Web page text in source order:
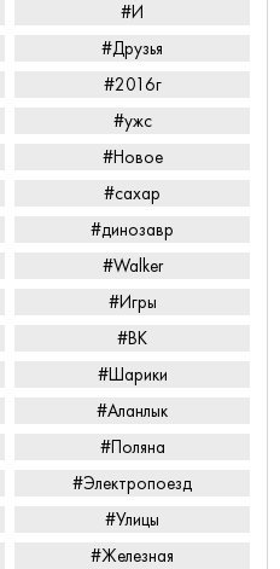
#И
#Друзья
#2016г
#ужс
#Новое
#сахар
#динозавр
#Walker
#Игры
#ВК
#Шарики
#Аланлык
#Поляна
#Электропоезд
#Улицы
#Железная